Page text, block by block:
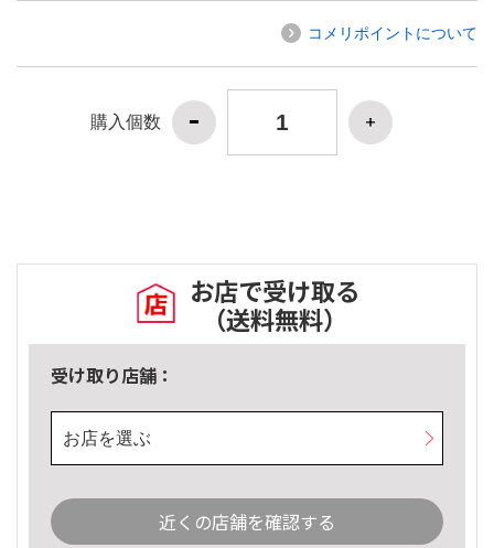
コメリポイントについて
購入個数
お店で受け取る
（送料無料）
受け取り店舗：
お店を選ぶ
近くの店舗を確認する